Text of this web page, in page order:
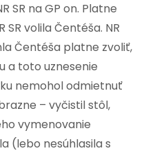
SR na GP on. Platne
volila Čentéša. NR
Čentéša platne zvoliť,
a toto uznesenie
nemohol odmietnuť
– vyčistil stôl,
vymenovanie
(lebo nesúhlasila s